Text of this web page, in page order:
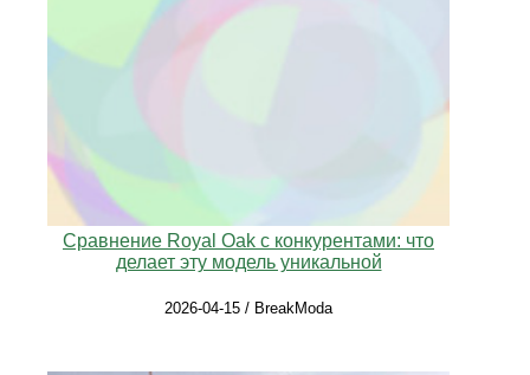
Сравнение Royal Oak с конкурентами: что
делает эту модель уникальной
2026-04-15 / BreakModa